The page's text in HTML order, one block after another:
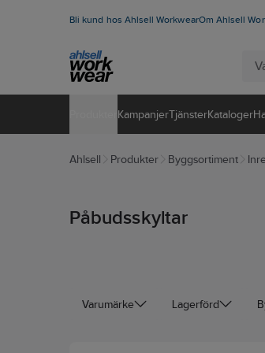
Bli kund hos Ahlsell WorkwearOm Ahlsell
KampanjerTjänsterKataloger
Ahlsell Produkter Byggsortiment
Påbudsskyltar
Varumärke Lagerförd